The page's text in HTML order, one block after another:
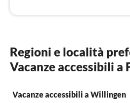
Regioni e località
Vacanze accessibili a
Vacanze accessibili a Willingen